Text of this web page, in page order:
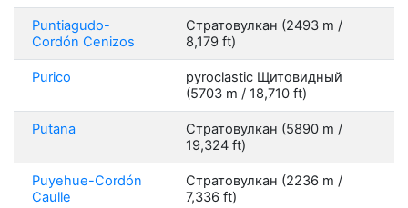
Puntiagudo-
Cordón Cenizos
Стратовулкан (2493 m /
8,179 ft)
Purico
pyroclastic Щитовидный
(5703 m / 18,710 ft)
Putana
Стратовулкан (5890 m /
19,324 ft)
Puyehue-Cordón
Caulle
Стратовулкан (2236 m /
7,336 ft)